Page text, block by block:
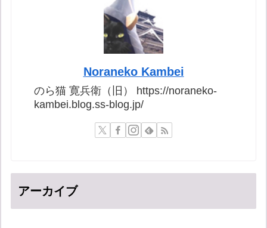
Noraneko Kambei
のら猫 寛兵衛（旧） https://noraneko-
kambei.blog.ss-blog.jp/
アーカイブ